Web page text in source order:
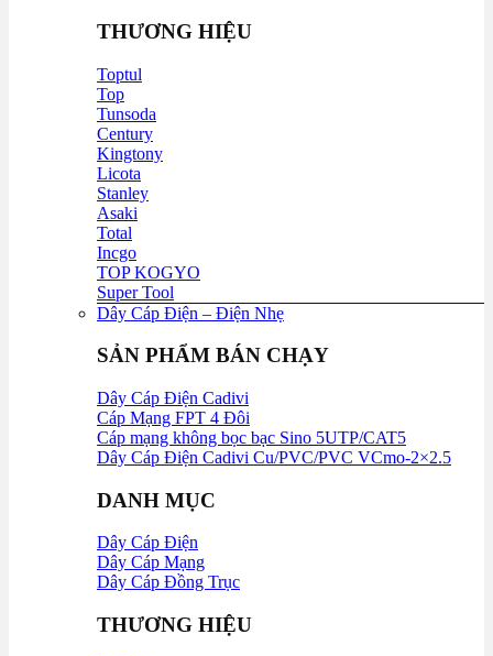
THƯƠNG HIỆU
Toptul
Top
Tunsoda
Century
Kingtony
Licota
Stanley
Asaki
Total
Incgo
TOP KOGYO
Super Tool
Dây Cáp Điện – Điện Nhẹ
SẢN PHẨM BÁN CHẠY
Dây Cáp Điện Cadivi
Cáp Mạng FPT 4 Đôi
Cáp mạng không bọc bạc Sino 5UTP/CAT5
Dây Cáp Điện Cadivi Cu/PVC/PVC VCmo-2×2.5
DANH MỤC
Dây Cáp Điện
Dây Cáp Mạng
Dây Cáp Đồng Trục
THƯƠNG HIỆU